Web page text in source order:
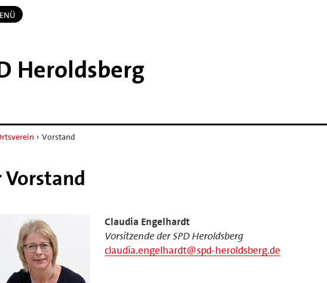
Heroldsberg
› Vorstand
Vorstand
Claudia Engelhardt
Vorsitzende der SPD Heroldsberg
claudia.engelhardt@spd-heroldsberg.de